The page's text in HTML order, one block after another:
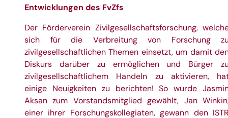
Entwicklungen des FvZfs
Der Förderverein Zivilgesellschaftsforschung,
sich für die Verbreitung von Forschung
zivilgesellschaftlichen Themen einsetzt, um damit
Diskurs darüber zu ermöglichen und Bürger
zivilgesellschaftlichem Handeln zu aktivieren,
einige Neuigkeiten zu berichten! So wurde
Aksan zum Vorstandsmitglied gewählt, Jan
einer ihrer Forschungskollegiaten, gewann den